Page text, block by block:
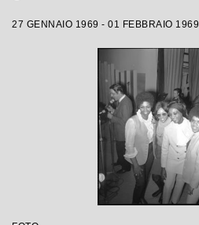
27 GENNAIO 1969 - 01 FEBBRAIO 1969